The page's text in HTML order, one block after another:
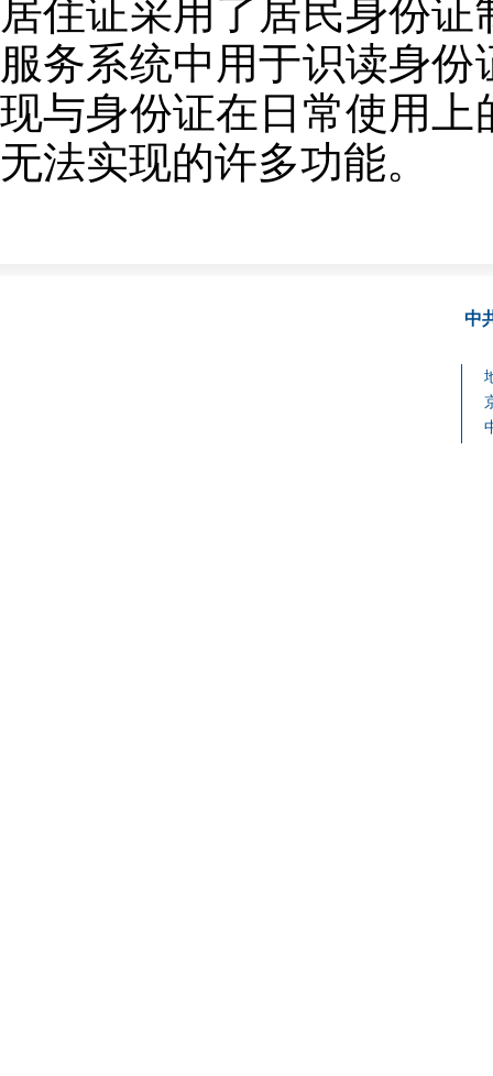
居住证采用了居民身份
服务系统中用于识读身
现与身份证在日常使用
无法实现的许多功能。
中